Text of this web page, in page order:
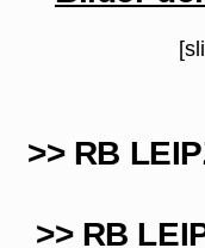
>> RB
>> RB